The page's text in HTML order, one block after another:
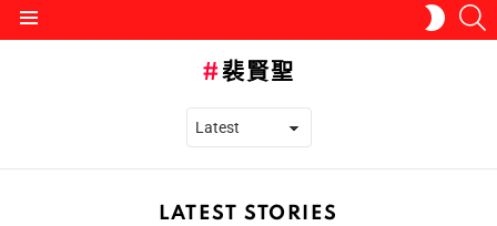
SKIN
裴賢聖
LATEST STORIES